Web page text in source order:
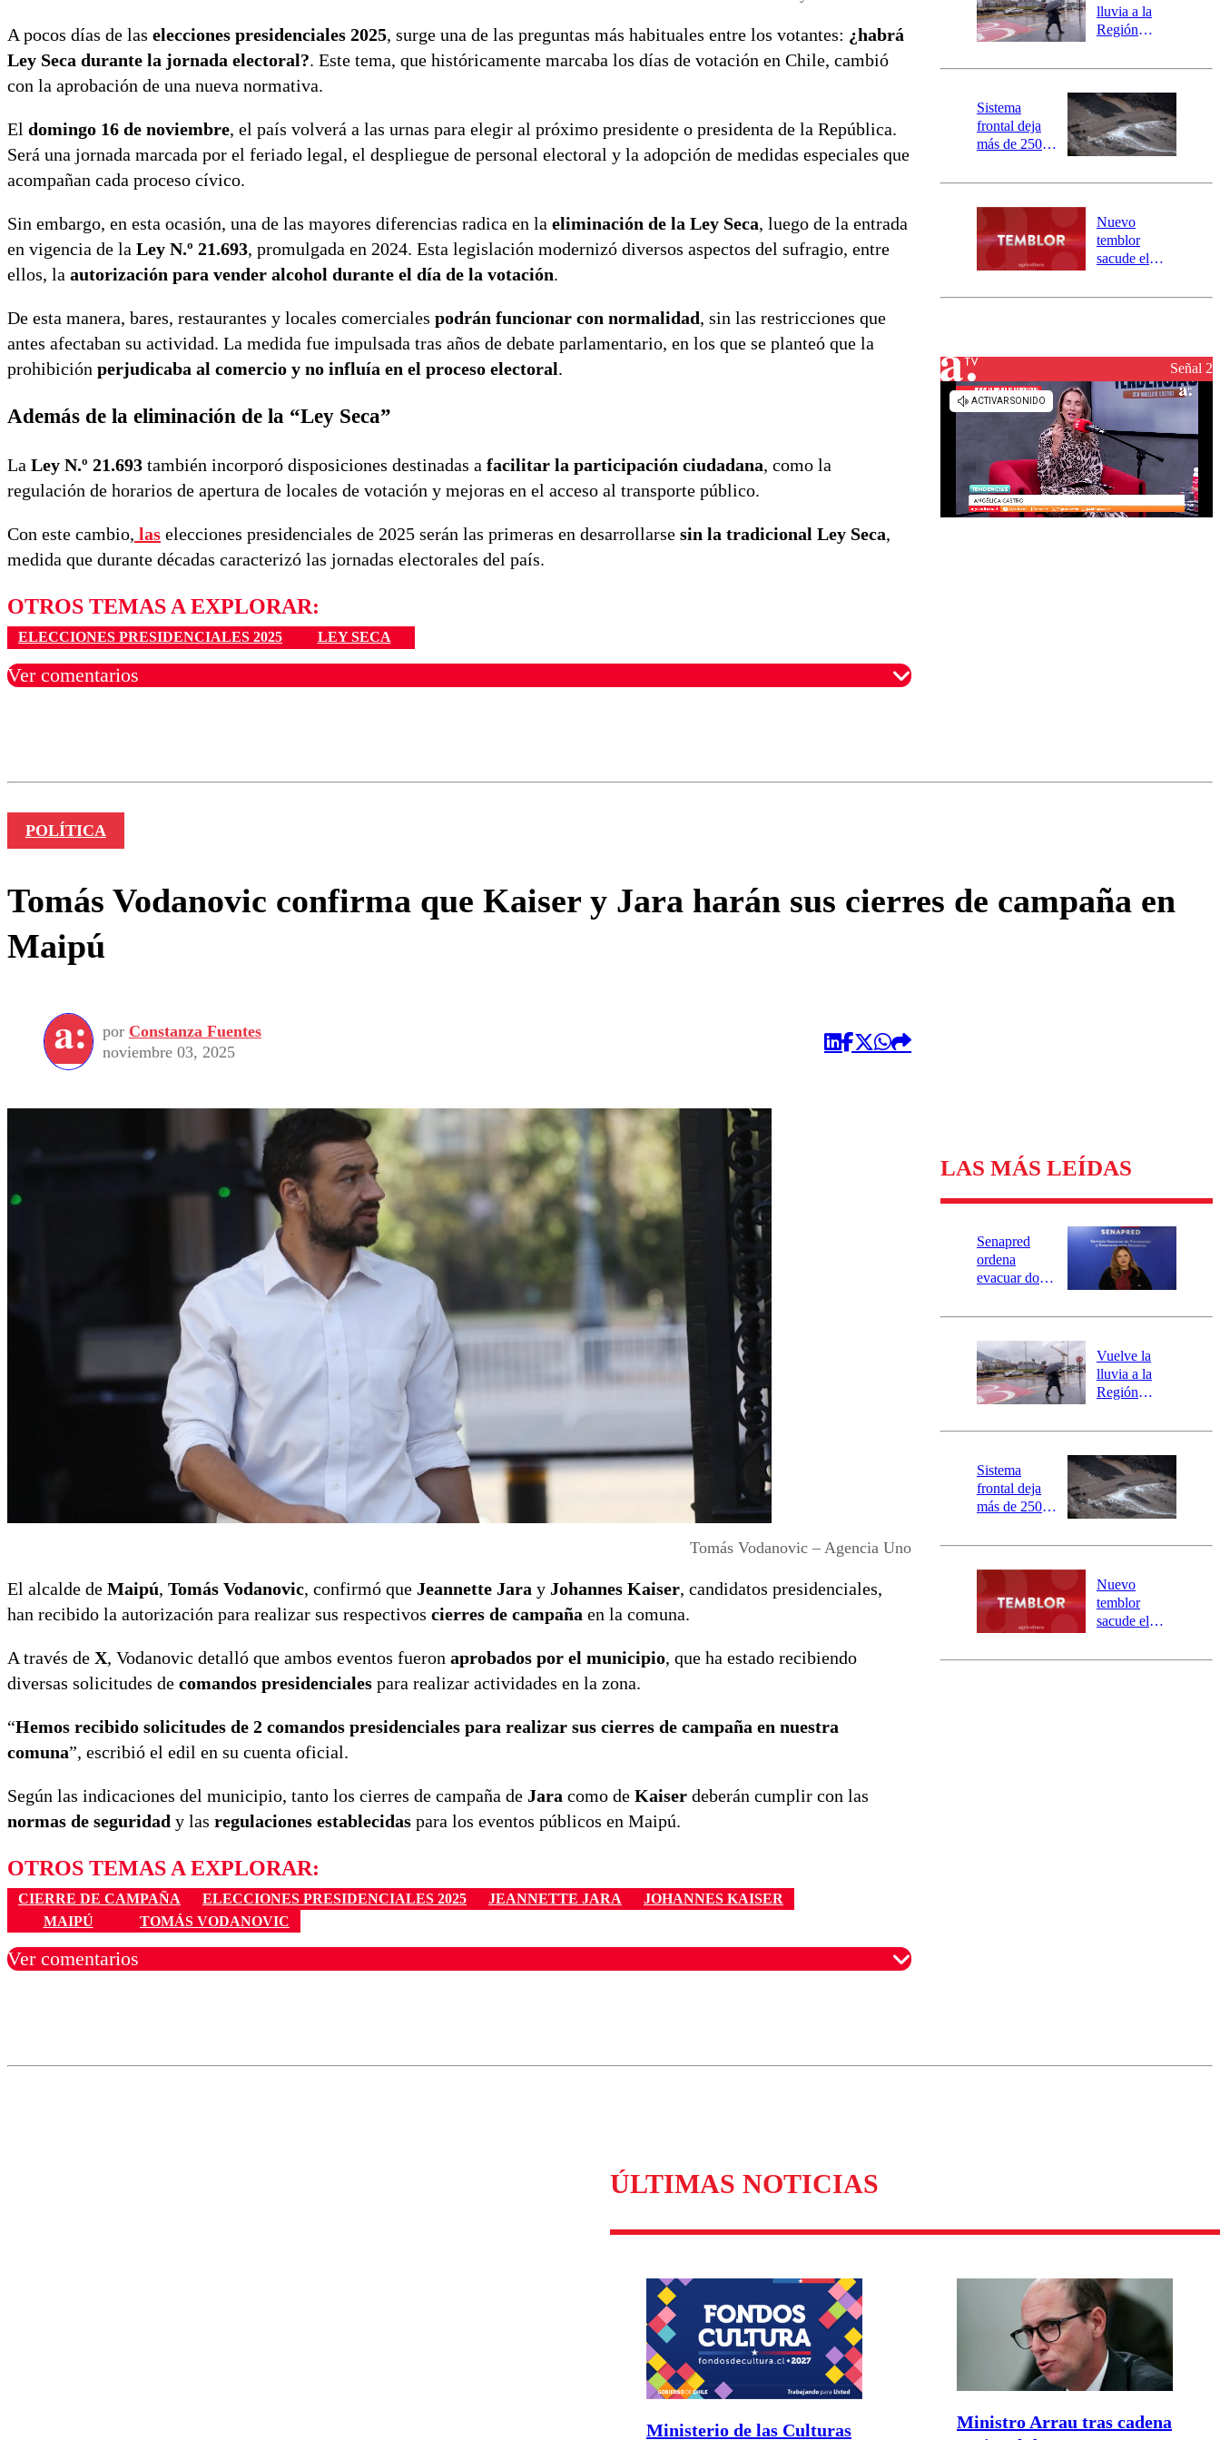
A pocos días de las elecciones presidenciales 2025, surge una de las preguntas más habituales entre los votantes: ¿habrá
Ley Seca durante la jornada electoral?. Este tema, que históricamente marcaba los días de votación en Chile, cambió
con la aprobación de una nueva normativa.
El domingo 16 de noviembre, el país volverá a las urnas para elegir al próximo presidente o presidenta de la República.
Será una jornada marcada por el feriado legal, el despliegue de personal electoral y la adopción de medidas especiales que
acompañan cada proceso cívico.
Sin embargo, en esta ocasión, una de las mayores diferencias radica en la eliminación de la Ley Seca, luego de la entrada
en vigencia de la Ley N.º 21.693, promulgada en 2024. Esta legislación modernizó diversos aspectos del sufragio, entre
ellos, la autorización para vender alcohol durante el día de la votación.
De esta manera, bares, restaurantes y locales comerciales podrán funcionar con normalidad, sin las restricciones que
antes afectaban su actividad. La medida fue impulsada tras años de debate parlamentario, en los que se planteó que la
prohibición perjudicaba al comercio y no influía en el proceso electoral.
Además de la eliminación de la “Ley Seca”
La Ley N.º 21.693 también incorporó disposiciones destinadas a facilitar la participación ciudadana, como la
regulación de horarios de apertura de locales de votación y mejoras en el acceso al transporte público.
Con este cambio, las elecciones presidenciales de 2025 serán las primeras en desarrollarse sin la tradicional Ley Seca,
medida que durante décadas caracterizó las jornadas electorales del país.
OTROS TEMAS A EXPLORAR:
ELECCIONES PRESIDENCIALES 2025 LEY SECA
Ver comentarios
activa
mensajería
SAE
lluvia a la
Región
este es el
la DMC para
este viernes
Sistema
frontal deja
más de 250
y 317
aisladas entre
Valparaíso y
Los Ríos
Nuevo
temblor
sacude el
revisa la
Señal 2
POLÍTICA
Tomás Vodanovic confirma que Kaiser y Jara harán sus cierres de campaña en
Maipú
por Constanza Fuentes
noviembre 03, 2025
Tomás Vodanovic – Agencia Uno
El alcalde de Maipú, Tomás Vodanovic, confirmó que Jeannette Jara y Johannes Kaiser, candidatos presidenciales,
han recibido la autorización para realizar sus respectivos cierres de campaña en la comuna.
A través de X, Vodanovic detalló que ambos eventos fueron aprobados por el municipio, que ha estado recibiendo
diversas solicitudes de comandos presidenciales para realizar actividades en la zona.
“Hemos recibido solicitudes de 2 comandos presidenciales para realizar sus cierres de campaña en nuestra
comuna”, escribió el edil en su cuenta oficial.
Según las indicaciones del municipio, tanto los cierres de campaña de Jara como de Kaiser deberán cumplir con las
normas de seguridad y las regulaciones establecidas para los eventos públicos en Maipú.
OTROS TEMAS A EXPLORAR:
CIERRE DE CAMPAÑA ELECCIONES PRESIDENCIALES 2025 JEANNETTE JARA
JOHANNES KAISER
MAIPÚ
TOMÁS VODANOVIC
Ver comentarios
LAS MÁS LEÍDAS
Senapred
ordena
evacuar dos
Carahue por
río Damas:
activa
mensajería
SAE
Vuelve la
lluvia a la
Región
este es el
la DMC para
este viernes
Sistema
frontal deja
más de 250
y 317
aisladas entre
Valparaíso y
Los Ríos
Nuevo
temblor
sacude el
revisa la
ÚLTIMAS NOTICIAS
Ministerio de las Culturas
Ministro Arrau tras cadena